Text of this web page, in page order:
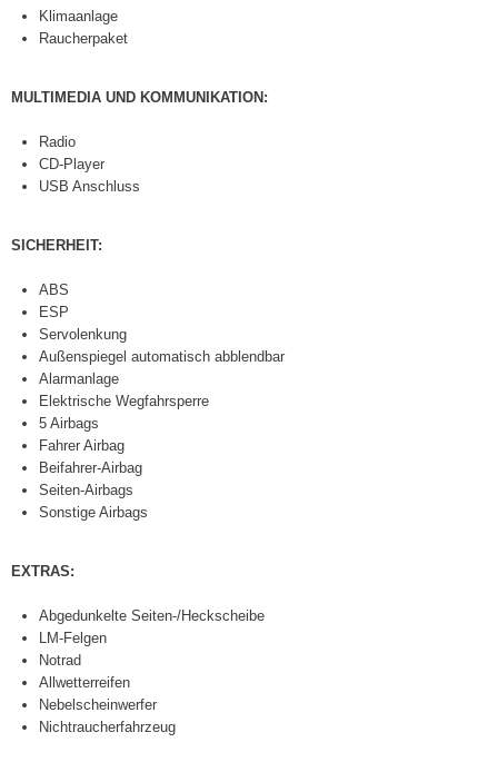
Klimaanlage
Raucherpaket
MULTIMEDIA UND KOMMUNIKATION:
Radio
CD-Player
USB Anschluss
SICHERHEIT:
ABS
ESP
Servolenkung
Außenspiegel automatisch abblendbar
Alarmanlage
Elektrische Wegfahrsperre
5 Airbags
Fahrer Airbag
Beifahrer-Airbag
Seiten-Airbags
Sonstige Airbags
EXTRAS:
Abgedunkelte Seiten-/Heckscheibe
LM-Felgen
Notrad
Allwetterreifen
Nebelscheinwerfer
Nichtraucherfahrzeug